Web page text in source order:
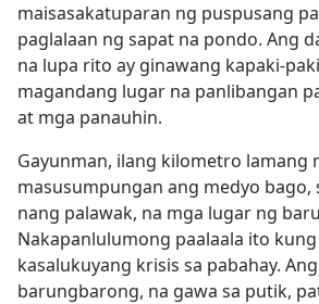
maisasakatuparan ng puspusang
paglalaan ng sapat na pondo. Ang
na lupa rito ay ginawang kapaki-
magandang lugar na panlibangan
at mga panauhin.
Gayunman, ilang kilometro lamang
masusumpungan ang medyo bago,
nang palawak, na mga lugar ng
Nakapanlulumong paalaala ito
kasalukuyang krisis sa pabahay.
barungbarong, na gawa sa putik,